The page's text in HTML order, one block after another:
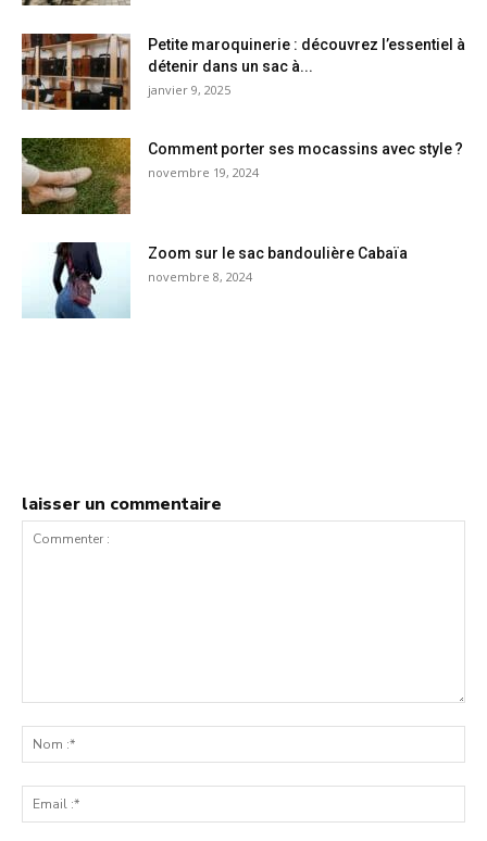
Petite maroquinerie : découvrez l’essentiel à
détenir dans un sac à...
janvier 9, 2025
Comment porter ses mocassins avec style ?
novembre 19, 2024
Zoom sur le sac bandoulière Cabaïa
novembre 8, 2024
laisser un commentaire
:*
:*